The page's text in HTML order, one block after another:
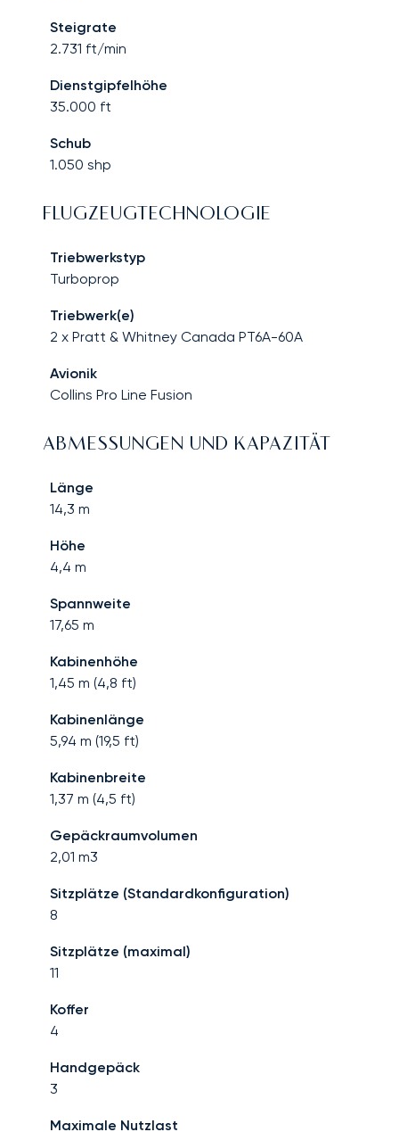
Steigrate
2.731 ft/min
Dienstgipfelhöhe
35.000 ft
Schub
1.050 shp
FLUGZEUGTECHNOLOGIE
Triebwerkstyp
Turboprop
Triebwerk(e)
2 x Pratt & Whitney Canada PT6A-60A
Avionik
Collins Pro Line Fusion
ABMESSUNGEN UND KAPAZITÄT
Länge
14,3 m
Höhe
4,4 m
Spannweite
17,65 m
Kabinenhöhe
1,45 m (4,8 ft)
Kabinenlänge
5,94 m (19,5 ft)
Kabinenbreite
1,37 m (4,5 ft)
Gepäckraumvolumen
2,01 m3
Sitzplätze (Standardkonfiguration)
8
Sitzplätze (maximal)
11
Koffer
4
Handgepäck
3
Maximale Nutzlast